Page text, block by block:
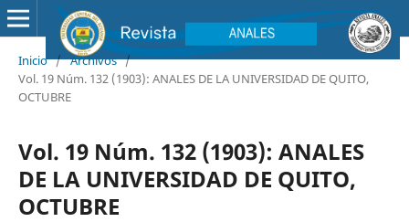
Inicio / Archivos /
Vol. 19 Núm. 132 (1903): ANALES DE LA UNIVERSIDAD DE QUITO,
OCTUBRE
Vol. 19 Núm. 132 (1903): ANALES
DE LA UNIVERSIDAD DE QUITO,
OCTUBRE